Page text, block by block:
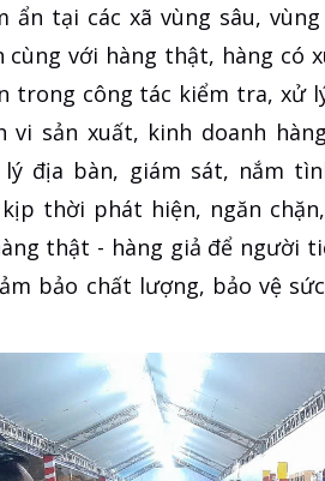
ẩn tại các xã vùng sâu,
với hàng thật, hàng có
trong công tác kiểm tra, xử
vi sản xuất, kinh doanh
địa bàn, giám sát, nắm
thời phát hiện, ngăn
thật - hàng giả để người
bảo chất lượng, bảo vệ